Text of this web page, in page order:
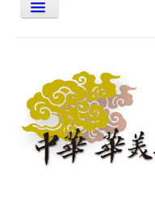
今日最新
節目表
全球Live收聽
needs 專欄